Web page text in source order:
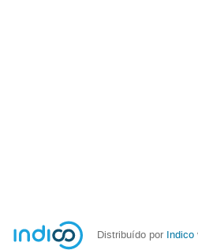
Distribuído por Indico